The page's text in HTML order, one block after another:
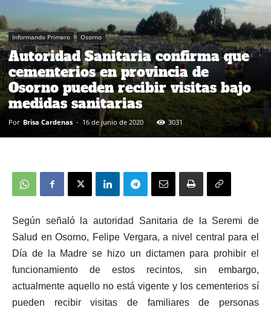
Informando Primero Osorno
Autoridad Sanitaria confirma que
cementerios en provincia de
Osorno pueden recibir visitas bajo
medidas sanitarias
Por Brisa Cardenas - 16 de junio de 2020 3031
Según señaló la autoridad Sanitaria de la Seremi de
Salud en Osorno, Felipe Vergara, a nivel central para el
Día de la Madre se hizo un dictamen para prohibir el
funcionamiento de estos recintos, sin embargo,
actualmente aquello no está vigente y los cementerios sí
pueden recibir visitas de familiares de personas